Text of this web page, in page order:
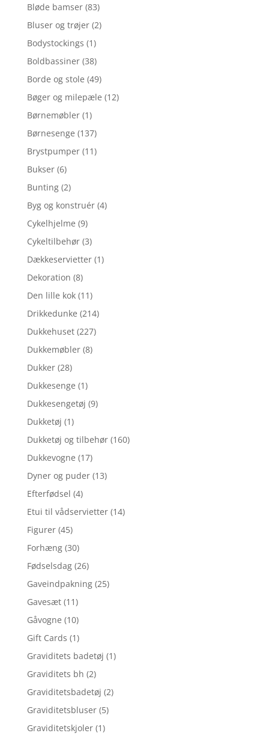
Bløde bamser (83)
Bluser og trøjer (2)
Bodystockings (1)
Boldbassiner (38)
Borde og stole (49)
Bøger og milepæle (12)
Børnemøbler (1)
Børnesenge (137)
Brystpumper (11)
Bukser (6)
Bunting (2)
Byg og konstruér (4)
Cykelhjelme (9)
Cykeltilbehør (3)
Dækkeservietter (1)
Dekoration (8)
Den lille kok (11)
Drikkedunke (214)
Dukkehuset (227)
Dukkemøbler (8)
Dukker (28)
Dukkesenge (1)
Dukkesengetøj (9)
Dukketøj (1)
Dukketøj og tilbehør (160)
Dukkevogne (17)
Dyner og puder (13)
Efterfødsel (4)
Etui til vådservietter (14)
Figurer (45)
Forhæng (30)
Fødselsdag (26)
Gaveindpakning (25)
Gavesæt (11)
Gåvogne (10)
Gift Cards (1)
Graviditets badetøj (1)
Graviditets bh (2)
Graviditetsbadetøj (2)
Graviditetsbluser (5)
Graviditetskjoler (1)